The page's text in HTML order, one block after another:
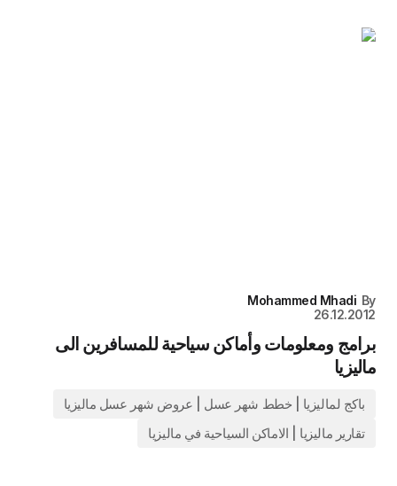
By
Mohammed Mhadi
26.12.2012
برامج ومعلومات وأماكن سياحية للمسافرين الى
ماليزيا
باكج لماليزيا | خطط شهر عسل | عروض شهر عسل ماليزيا
تقارير ماليزيا | الاماكن السياحية في ماليزيا